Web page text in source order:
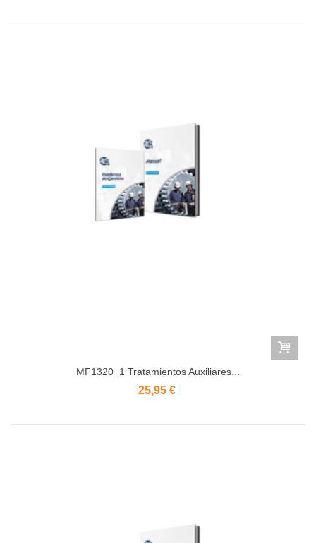
MF1320_1 Tratamientos Auxiliares...
25,95 €